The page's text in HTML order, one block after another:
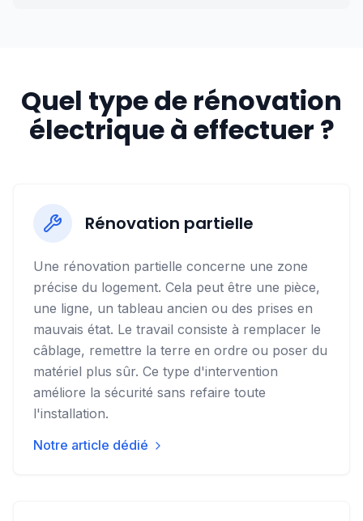
Quel type de rénovation
électrique à effectuer ?
Rénovation partielle
Une rénovation partielle concerne une zone
précise du logement. Cela peut être une pièce,
une ligne, un tableau ancien ou des prises en
mauvais état. Le travail consiste à remplacer le
câblage, remettre la terre en ordre ou poser du
matériel plus sûr. Ce type d'intervention
améliore la sécurité sans refaire toute
l'installation.
Notre article dédié